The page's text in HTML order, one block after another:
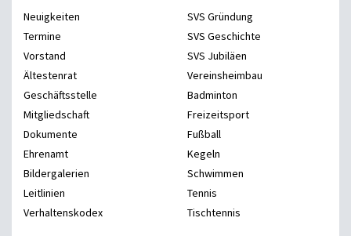
Neuigkeiten
Termine
Vorstand
Ältestenrat
Geschäftsstelle
Mitgliedschaft
Dokumente
Ehrenamt
Bildergalerien
Leitlinien
Verhaltenskodex
SVS Gründung
SVS Geschichte
SVS Jubiläen
Vereinsheimbau
Badminton
Freizeitsport
Fußball
Kegeln
Schwimmen
Tennis
Tischtennis